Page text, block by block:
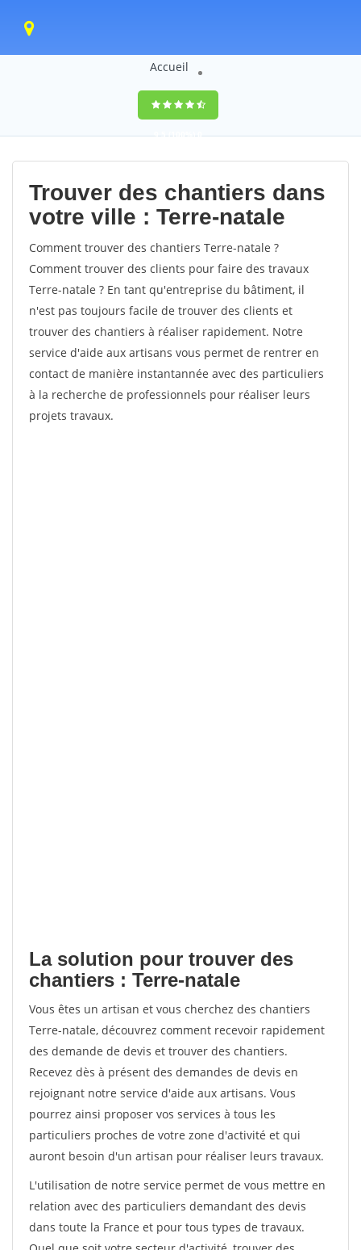
Accueil
9,5(100%)0
votes
Trouver des chantiers dans
votre ville : Terre-natale
Comment trouver des chantiers Terre-natale ?
Comment trouver des clients pour faire des travaux
Terre-natale ? En tant qu'entreprise du bâtiment, il
n'est pas toujours facile de trouver des clients et
trouver des chantiers à réaliser rapidement. Notre
service d'aide aux artisans vous permet de rentrer en
contact de manière instantannée avec des particuliers
à la recherche de professionnels pour réaliser leurs
projets travaux.
La solution pour trouver des
chantiers : Terre-natale
Vous êtes un artisan et vous cherchez des chantiers
Terre-natale, découvrez comment recevoir rapidement
des demande de devis et trouver des chantiers.
Recevez dès à présent des demandes de devis en
rejoignant notre service d'aide aux artisans. Vous
pourrez ainsi proposer vos services à tous les
particuliers proches de votre zone d'activité et qui
auront besoin d'un artisan pour réaliser leurs travaux.
L'utilisation de notre service permet de vous mettre en
relation avec des particuliers demandant des devis
dans toute la France et pour tous types de travaux.